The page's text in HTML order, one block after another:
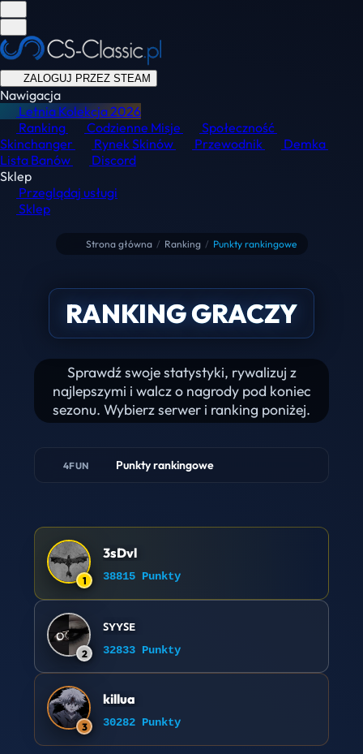
ZALOGUJ PRZEZ STEAM
Nawigacja
Letnia Kolekcja2026
Ranking
Codzienne Misje
Społeczność
Skinchanger
Rynek Skinów Przewodnik
Demka
Lista Banów
Discord
Sklep
Przeglądaj usługi
Sklep
Strona główna / Ranking / Punkty rankingowe
RANKING GRACZY
Sprawdź swoje statystyki, rywalizuj z
najlepszymi i walcz o nagrody pod koniec
sezonu. Wybierz serwer i ranking poniżej.
4FUN Punkty rankingowe
2
ꜱʏʏꜱᴇ
32833 Punkty
1
3sDvl
38815 Punkty
3
killua
30282 Punkty